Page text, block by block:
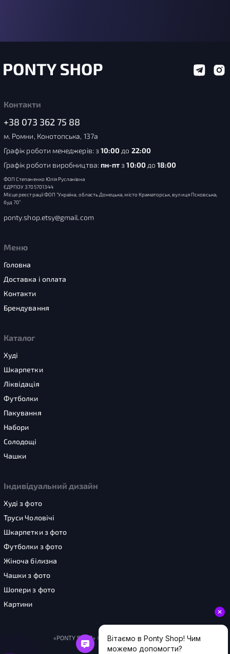
Контакти
+38 073 362 75 88
м. Ромни, Конотопська, 137а
Графік роботи менеджерів: з 10:00 до 22:00
Графік роботи виробництва: пн-пт з10:00до18:00
ФОП Степаненко Юлія Русланівна
ЄДРПОУ 3705701344
Місце реєстрації ФОП “Україна, область Донецька, місто Краматорськ, вулиця Псковська,
буд 70”
ponty.shop.etsy@gmail.com
Меню
Головна
Доставка і оплата
Контакти
Брендування
Каталог
Худі
Шкарпетки
Ліквідація
Футболки
Пакування
Набори
Солодощі
Чашки
Індивідуальний дизайн
Худі з фото
Труси Чоловічі
Шкарпетки з фото
Футболки з фото
Жіноча білизна
Чашки з фото
Шопери з фото
Картини
«PONTY SHOP» © 2026. Усі права захищені